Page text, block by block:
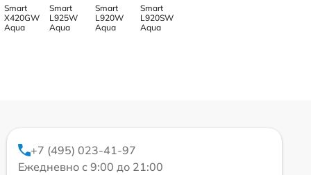
Smart
Х420GW
Aqua
Smart
L925W
Aqua
Smart
L920W
Aqua
Smart
L920SW
Aqua
+7 (495) 023-41-97
Ежедневно с 9:00 до 21:00